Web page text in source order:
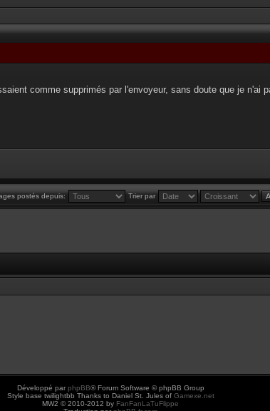
comme supprimés par l'envoyeur, sans doute que je n'ai
postés depuis: Trier par
Développé par phpBB® Forum Software © phpBB Group
Style base twilightbb Thanks to Daniel St. Jules of Gamexe.net
MW2 © 2010-2012 by FanFanLaTuFlippe